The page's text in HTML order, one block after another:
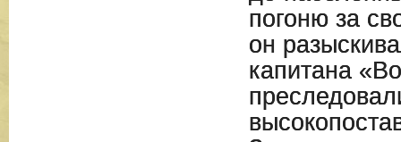
погоню за
он
капитана